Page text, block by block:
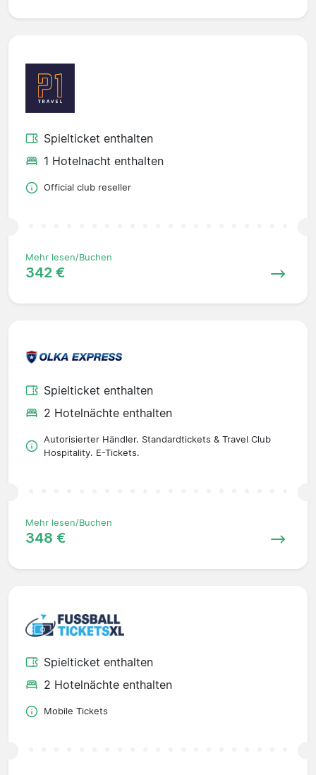
Spielticket enthalten
1 Hotelnacht enthalten
Official club reseller
Mehr lesen/Buchen
342 €
Spielticket enthalten
2 Hotelnächte enthalten
Autorisierter Händler. Standardtickets & Travel Club
Hospitality. E-Tickets.
Mehr lesen/Buchen
348 €
Spielticket enthalten
2 Hotelnächte enthalten
Mobile Tickets